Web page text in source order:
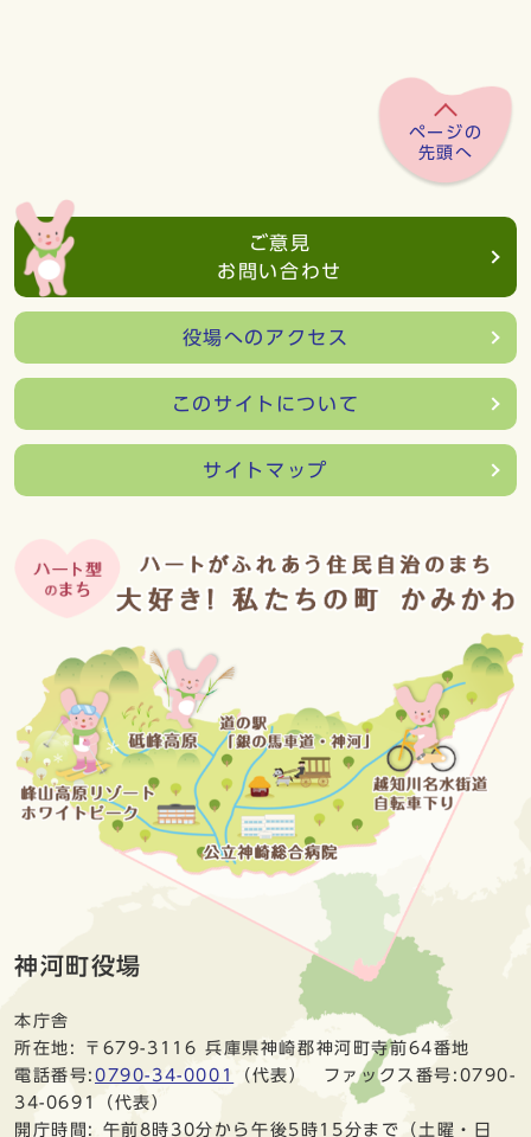
ページの
先頭へ
ご意見
お問い合わせ
役場へのアクセス
このサイトについて
サイトマップ
神河町役場
本庁舎
所在地: 〒679-3116 兵庫県神崎郡神河町寺前64番地
電話番号: 0790-34-0001
（代表） ファックス番号:0790-
34-0691（代表）
開庁時間: 午前8時30分から午後5時15分まで（土曜・日